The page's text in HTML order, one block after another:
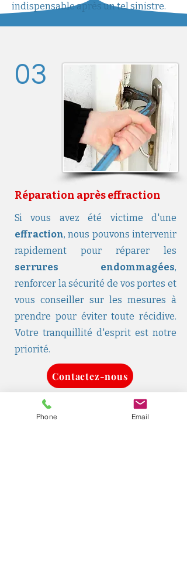
indispensable après un tel sinistre.
03
Réparation après effraction
Si vous avez été victime d'une
effraction, nous pouvons intervenir
rapidement pour réparer les
serrures endommagées,
renforcer la sécurité de vos portes et
vous conseiller sur les mesures à
prendre pour éviter toute récidive.
Votre tranquillité d'esprit est notre
priorité.
Contactez-nous
Une urgence ? Contactez-nous
Phone Email